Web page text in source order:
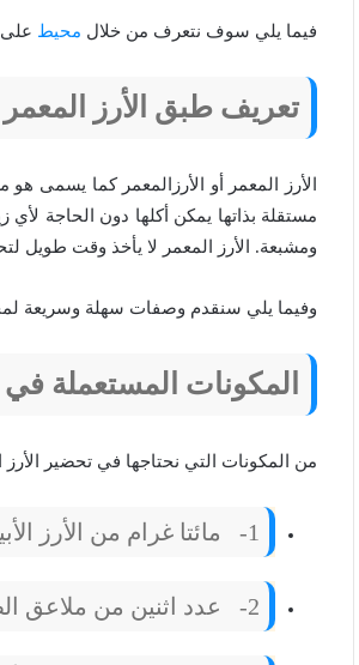
فيما يلي سوف نتعرف من خلال محيط على
تعريف طبق الأرز المعمر
الأرز المعمر أو الأرزالمعمر كما يسمى
مستقلة بذاتها يمكن أكلها دون الحاجة
ومشبعة. الأرز المعمر لا يأخذ وقت طويل
وفيما يلي سنقدم وصفات سهلة وسريعة
المكونات المستعملة في
من المكونات التي نحتاجها في تحضير الأرز
1- مائتا غرام من الأرز
2- عدد اثنين من ملاعق